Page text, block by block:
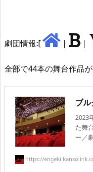
劇団情報:[ | |
全部で44本の舞台作品
ブ
2023
た舞
ー／
https://